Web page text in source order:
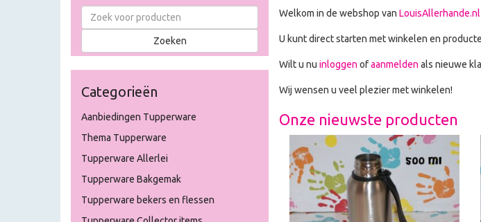
Categorieën
Aanbiedingen Tupperware
Thema Tupperware
Tupperware Allerlei
Tupperware Bakgemak
Tupperware bekers en flessen
Welkom in de webshop van LouisAllerhande.nl
U kunt direct starten met winkelen en
Wilt u nu inloggen ofaanmelden als nieuwe
Wij wensen u veel plezier met winkelen!
Onze nieuwste producten